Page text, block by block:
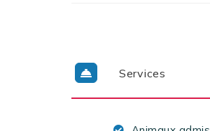
Services